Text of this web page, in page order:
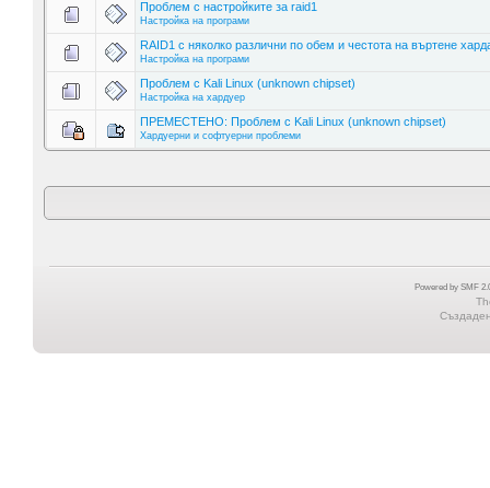
Проблем с настройките за raid1
Настройка на програми
RAID1 с няколко различни по обем и честота на въртене
Настройка на програми
Проблем с Kali Linux (unknown chipset)
Настройка на хардуер
ПРЕМЕСТЕНО: Проблем с Kali Linux (unknown chipset)
Хардуерни и софтуерни проблеми
Powered by SMF